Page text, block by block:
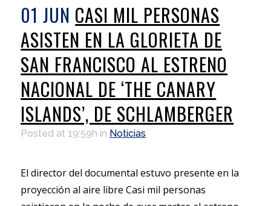
01 JUN CASI MIL PERSONAS
ASISTEN EN LA GLORIETA DE
SAN FRANCISCO AL ESTRENO
NACIONAL DE ‘THE CANARY
ISLANDS’, DE SCHLAMBERGER
Posted at 19:59h in Noticias
El director del documental estuvo presente en la
proyección al aire libre Casi mil personas